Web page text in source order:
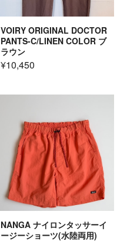
VOIRY ORIGINAL DOCTOR
PANTS-C/LINEN COLOR ブ
ラウン
¥10,450
NANGA ナイロンタッサーイ
ージーショーツ(水陸両用)